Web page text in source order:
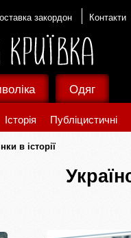
закордон Контакти
Історія Публіцистичні
Одяг
в історії